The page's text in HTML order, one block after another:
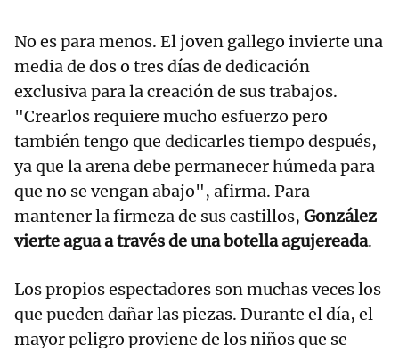
No es para menos. El joven gallego invierte una
media de dos o tres días de dedicación
exclusiva para la creación de sus trabajos.
"Crearlos requiere mucho esfuerzo pero
también tengo que dedicarles tiempo después,
ya que la arena debe permanecer húmeda para
que no se vengan abajo", afirma. Para
mantener la firmeza de sus castillos, González
vierte agua a través de una botella agujereada.
Los propios espectadores son muchas veces los
que pueden dañar las piezas. Durante el día, el
mayor peligro proviene de los niños que se